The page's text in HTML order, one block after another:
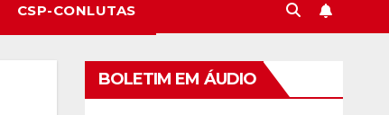
CSP-CONLUTAS
BOLETIM EM ÁUDIO